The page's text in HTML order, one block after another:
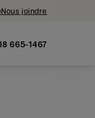
Nous joindre
665-1467